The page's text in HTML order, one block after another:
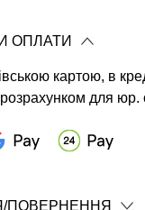
ОПЛАТИ
картою, в
для юр.
ПОВЕРНЕННЯ